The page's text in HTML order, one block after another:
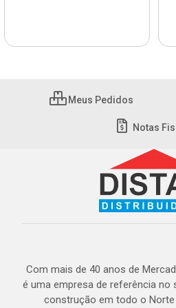
Meus Pedidos
Notas
Com mais de 40 anos de
é uma empresa de referência no
construção em todo o